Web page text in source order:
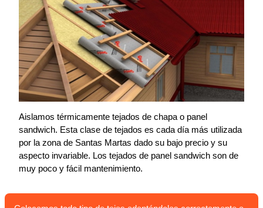
Aislamos térmicamente tejados de chapa o panel
sandwich. Esta clase de tejados es cada día más utilizada
por la zona de Santas Martas dado su bajo precio y su
aspecto invariable. Los tejados de panel sandwich son de
muy poco y fácil mantenimiento.